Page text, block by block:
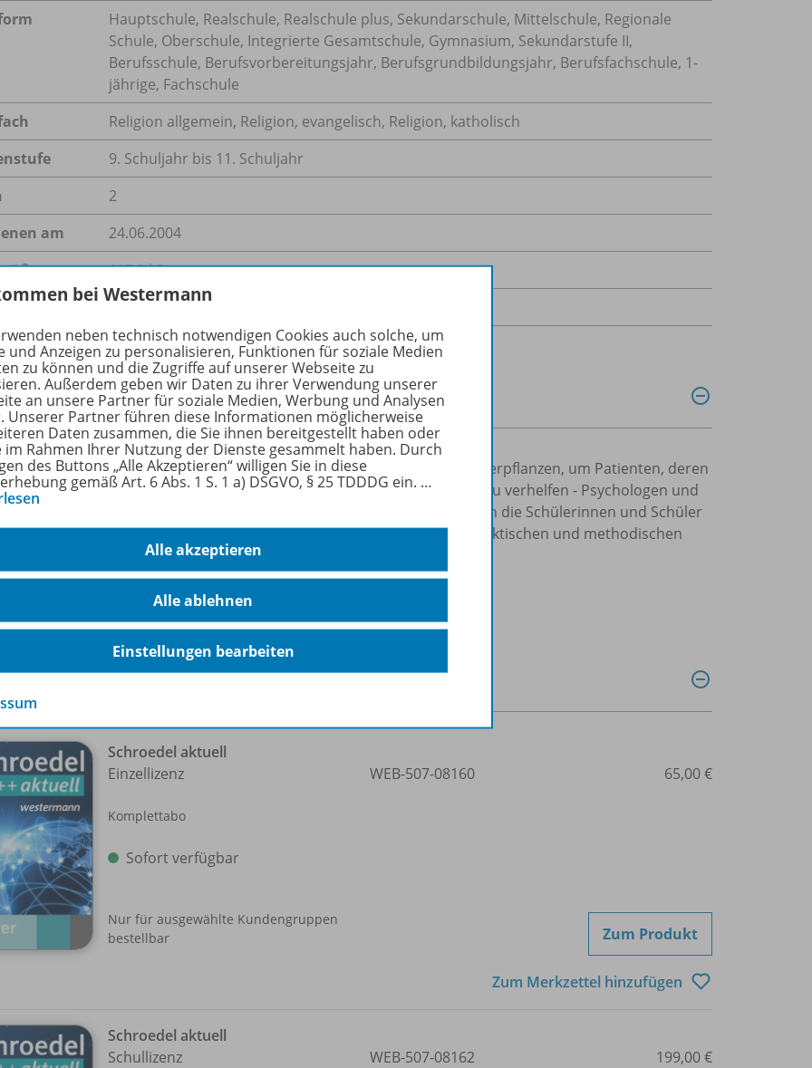
Hauptschule, Realschule, Realschule plus, Sekundarschule, Mittelschule, Regionale
Schule, Oberschule, Integrierte Gesamtschule, Gymnasium, Sekundarstufe II,
Berufsschule, Berufsvorbereitungsjahr, Berufsgrundbildungsjahr, Berufsfachschule, 1-
jährige, Fachschule
Religion allgemein, Religion, evangelisch, Religion, katholisch
9. Schuljahr bis 11. Schuljahr
2
am
24.06.2004
117,2 kB
PDF-Dokument
Chirurgen wollen noch in diesem Jahr ein komplettes Gesicht verpflanzen, um Patienten, deren
durch Krankheit oder Unfall entstellt sind, zu neuer Lebensqualität zu verhelfen - Psychologen und
warnen vor den seelischen Folgen. Mithilfe des Arbeitsblatts setzen sich die Schülerinnen und Schüler
mit einem sensiblen Thema auseinander. Mit ausführlichen didaktischen und methodischen
Klassen 9 bis 11. -
Schroedel aktuell
Einzellizenz
Komplettabo
Sofort verfügbar
Nur für ausgewählte Kundengruppen
bestellbar
WEB-507-08160 65,00 €
Zum Produkt
Zum Merkzettel hinzufügen
Schroedel aktuell
Schullizenz
WEB-507-08162 199,00 €
bei Westermann
neben technisch notwendigen Cookies auch solche, um
und Anzeigen zu personalisieren, Funktionen für soziale Medien
zu können und die Zugriffe auf unserer Webseite zu
Außerdem geben wir Daten zu ihrer Verwendung unserer
an unsere Partner für soziale Medien, Werbung und Analysen
Unserer Partner führen diese Informationen möglicherweise
Daten zusammen, die Sie ihnen bereitgestellt haben oder
im Rahmen Ihrer Nutzung der Dienste gesammelt haben. Durch
des Buttons „Alle Akzeptieren“ willigen Sie in diese
gemäß Art. 6 Abs. 1 S. 1 a) DSGVO, § 25 TDDDG ein. …
Alle akzeptieren
Alle ablehnen
Einstellungen bearbeiten